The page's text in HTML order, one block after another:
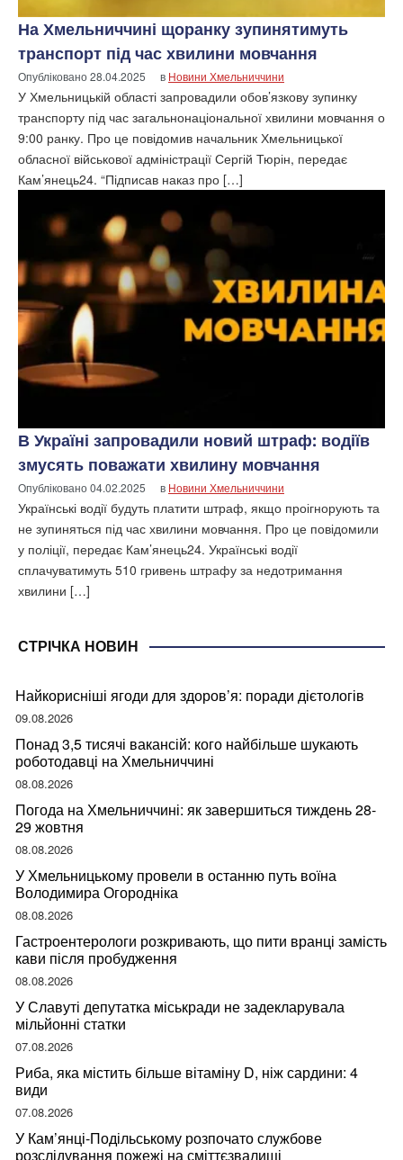
На Хмельниччині щоранку зупинятимуть
транспорт під час хвилини мовчання
Опубліковано28.04.2025 в Новини Хмельниччини
У Хмельницькій області запровадили обов’язкову зупинку
транспорту під час загальнонаціональної хвилини мовчання о
9:00 ранку. Про це повідомив начальник Хмельницької
обласної військової адміністрації Сергій Тюрін, передає
Кам’янець24. “Підписав наказ про […]
В Україні запровадили новий штраф: водіїв
змусять поважати хвилину мовчання
Опубліковано04.02.2025 в Новини Хмельниччини
Українські водії будуть платити штраф, якщо проігнорують та
не зупиняться під час хвилини мовчання. Про це повідомили
у поліції, передає Кам’янець24. Українські водії
сплачуватимуть 510 гривень штрафу за недотримання
хвилини […]
СТРІЧКА НОВИН
Найкорисніші ягоди для здоров’я: поради дієтологів
09.08.2026
Понад 3,5 тисячі вакансій: кого найбільше шукають
роботодавці на Хмельниччині
08.08.2026
Погода на Хмельниччині: як завершиться тиждень 28-
29 жовтня
08.08.2026
У Хмельницькому провели в останню путь воїна
Володимира Огородніка
08.08.2026
Гастроентерологи розкривають, що пити вранці замість
кави після пробудження
08.08.2026
У Славуті депутатка міськради не задекларувала
мільйонні статки
07.08.2026
Риба, яка містить більше вітаміну D, ніж сардини: 4
види
07.08.2026
У Кам’янці-Подільському розпочато службове
розслідування пожежі на сміттєзвалищі